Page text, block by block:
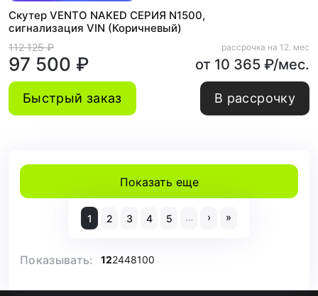
Скутер VENTO NAKED СЕРИЯ N1500,
сигнализация VIN (Коричневый)
112 125 ₽
97 500 ₽
рассрочка на 12. мес
от 10 365 ₽/мес.
Быстрый заказ В рассрочку
Показать еще
1 2 3 4 5 … › »
Показывать: 122448100